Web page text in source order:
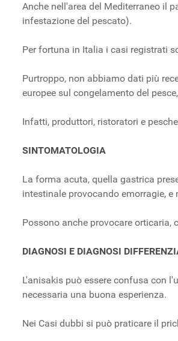
Anche nell'area del Mediterraneo il
infestazione del pescato).
Per fortuna in Italia i casi registrati
Purtroppo, non abbiamo dati più
europee sul congelamento del
Infatti, produttori, ristoratori e
SINTOMATOLOGIA
La forma acuta, quella gastrica
intestinale provocando emorragie,
Possono anche provocare
DIAGNOSI E DIAGNOSI
L'anisakis può essere confusa con
necessaria una buona esperienza.
Nei Casi dubbi si può praticare il